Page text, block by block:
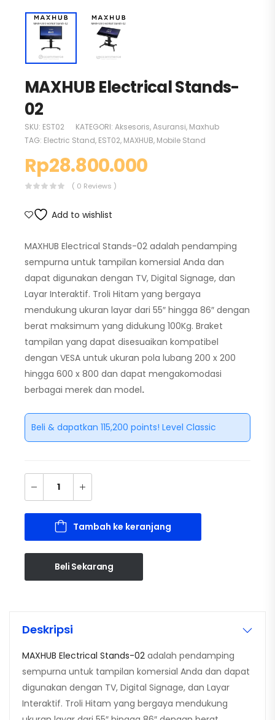
MAXHUB Electrical Stands-
02
SKU: EST02 KATEGORI: Aksesoris,Asuransi, Maxhub
TAG: Electric Stand, EST02, MAXHUB, Mobile Stand
Rp28.800.000
( 0 Reviews )
Add to wishlist
MAXHUB Electrical Stands-02 adalah pendamping
sempurna untuk tampilan komersial Anda dan
dapat digunakan dengan TV, Digital Signage, dan
Layar Interaktif. Troli Hitam yang bergaya
mendukung ukuran layar dari 55″ hingga 86″ dengan
berat maksimum yang didukung 100Kg. Braket
tampilan yang dapat disesuaikan kompatibel
dengan VESA untuk ukuran pola lubang 200 x 200
hingga 600 x 800 dan dapat mengakomodasi
berbagai merek dan model.
Beli & dapatkan 115,200 points! Level Classic
Tambah ke keranjang
Beli Sekarang
Deskripsi
MAXHUB Electrical Stands-02 adalah pendamping
sempurna untuk tampilan komersial Anda dan dapat
digunakan dengan TV, Digital Signage, dan Layar
Interaktif. Troli Hitam yang bergaya mendukung